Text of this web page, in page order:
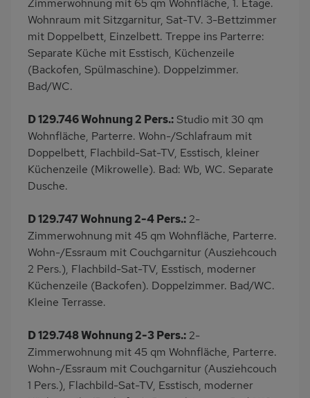
Zimmerwohnung mit 65 qm Wohnfläche, 1. Etage.
Wohnraum mit Sitzgarnitur, Sat-TV. 3-Bettzimmer
mit Doppelbett, Einzelbett. Treppe ins Parterre:
Separate Küche mit Esstisch, Küchenzeile
(Backofen, Spülmaschine). Doppelzimmer.
Bad/WC.
D 129.746 Wohnung 2 Pers.: Studio mit 30 qm
Wohnfläche, Parterre. Wohn-/Schlafraum mit
Doppelbett, Flachbild-Sat-TV, Esstisch, kleiner
Küchenzeile (Mikrowelle). Bad: Wb, WC. Separate
Dusche.
D 129.747 Wohnung 2-4 Pers.: 2-
Zimmerwohnung mit 45 qm Wohnfläche, Parterre.
Wohn-/Essraum mit Couchgarnitur (Ausziehcouch
2 Pers.), Flachbild-Sat-TV, Esstisch, moderner
Küchenzeile (Backofen). Doppelzimmer. Bad/WC.
Kleine Terrasse.
D 129.748 Wohnung 2-3 Pers.: 2-
Zimmerwohnung mit 45 qm Wohnfläche, Parterre.
Wohn-/Essraum mit Couchgarnitur (Ausziehcouch
1 Pers.), Flachbild-Sat-TV, Esstisch, moderner